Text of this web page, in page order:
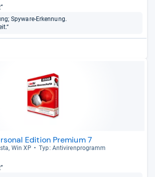
Spyware-Erkennung.
Edition Premium 7
Win XP Typ: Anti­vi­ren­pro­gramm